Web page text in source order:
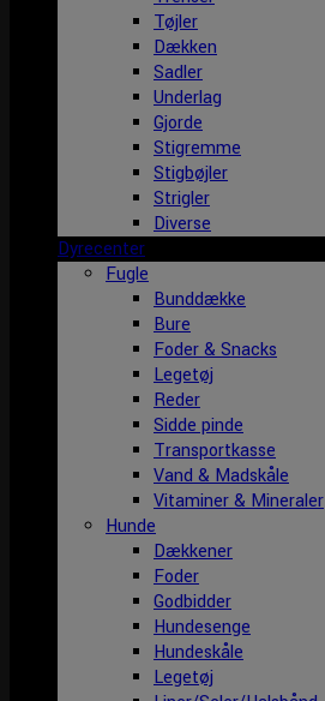
Tøjler
Dækken
Sadler
Underlag
Gjorde
Stigremme
Stigbøjler
Strigler
Diverse
Dyrecenter
Fugle
Bunddække
Bure
Foder & Snacks
Legetøj
Reder
Sidde pinde
Transportkasse
Vand & Madskåle
Vitaminer & Mineraler
Hunde
Dækkener
Foder
Godbidder
Hundesenge
Hundeskåle
Legetøj